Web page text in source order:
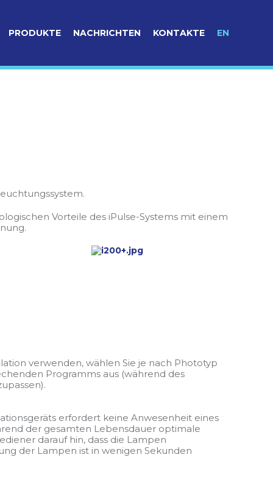
PRODUKTE NACHRICHTEN KONTAKTE EN
Vorteile des iPulse-Systems mit einem
verwenden, wählen Sie je nach Phototyp
Programms aus (während des
erfordert keine Anwesenheit eines
der gesamten Lebensdauer optimale
darauf hin, dass die Lampen
der Lampen ist in wenigen Sekunden